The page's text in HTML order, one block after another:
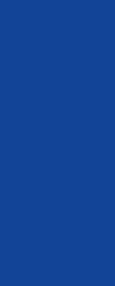
کاریا حساب
یک‌بارمصرف بله
اختصاصی سایت